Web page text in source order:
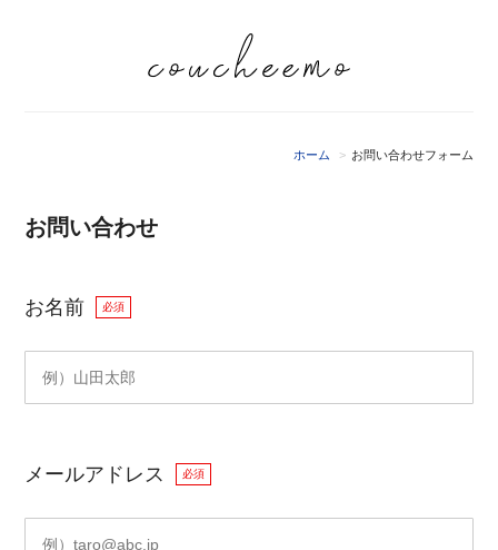
ホーム お問い合わせフォーム
お問い合わせ
お名前 必須
メールアドレス 必須